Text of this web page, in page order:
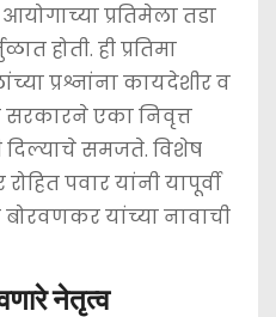
प्रतिमेला तडा
होती. ही प्रतिमा
प्रश्नांना कायदेशीर व
सरकारने एका निवृत्त
दिल्याचे समजते. विशेष
पवार यांनी यापूर्वी
यांच्या नावाची
नेतृत्व